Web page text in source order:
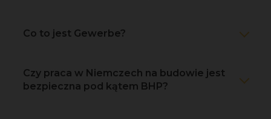
Co to jest Gewerbe?
Czy praca w Niemczech na budowie jest
bezpieczna pod kątem BHP?